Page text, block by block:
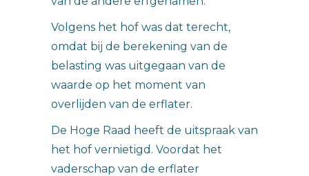
Volgens het hof was dat terecht,
omdat bij de berekening van de
belasting was uitgegaan van de
waarde op het moment van
overlijden van de erflater.
De Hoge Raad heeft de uitspraak van
het hof vernietigd. Voordat het
vaderschap van de erflater